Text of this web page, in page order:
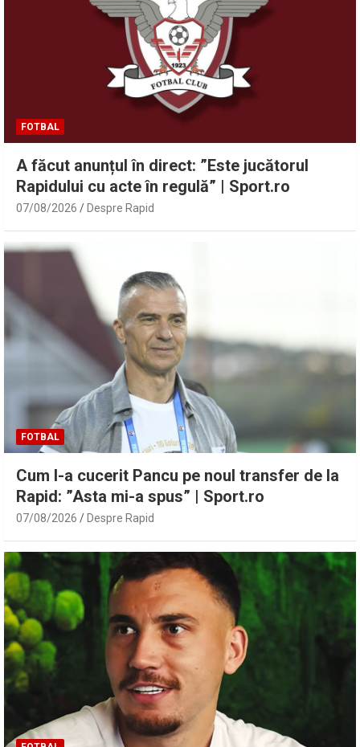
FOTBAL
A făcut anunțul în direct: ”Este jucătorul
Rapidului cu acte în regulă” | Sport.ro
07/08/2026 Despre Rapid
FOTBAL
Cum l-a cucerit Pancu pe noul transfer de la
Rapid: ”Asta mi-a spus” | Sport.ro
07/08/2026 Despre Rapid